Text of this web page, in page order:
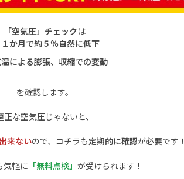
「空気圧」チェックは
１か月で約５％自然に低下
温による膨張、収縮での変動
を確認します。
正な空気圧じゃないと、
来ないので、コチラも定期的に確認が必要です！
気軽に 「無料点検」 が受けられます！